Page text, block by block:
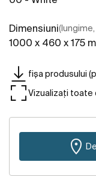
Dimensiuni
1000 x 460 x 175
fișa produsului
Vizualizați toate